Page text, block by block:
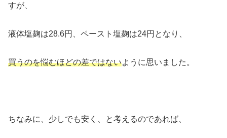
すが、
液体塩麹は28.6円、ペースト塩麹は24円となり、
買うのを悩むほどの差ではないように思いました。
ちなみに、少しでも安く、と考えるのであれば、